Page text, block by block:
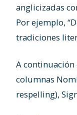
anglicizadas
Por ejemplo,
tradiciones
A continuación
columnas
respelling),